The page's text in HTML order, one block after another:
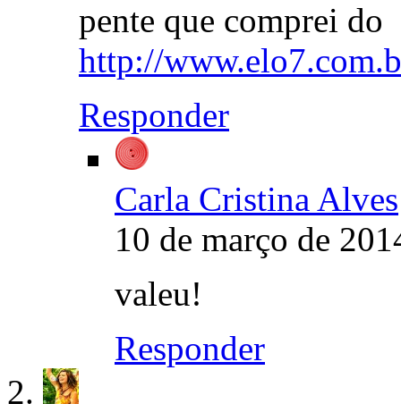
pente que comprei do
http://
Responder
Carla Cristina Alves
10 de março de
valeu!
Responder